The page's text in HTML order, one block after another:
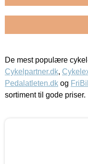
De mest populære
Cykelpartner.dk,
Pedalatleten.dk og
sortiment til gode priser.